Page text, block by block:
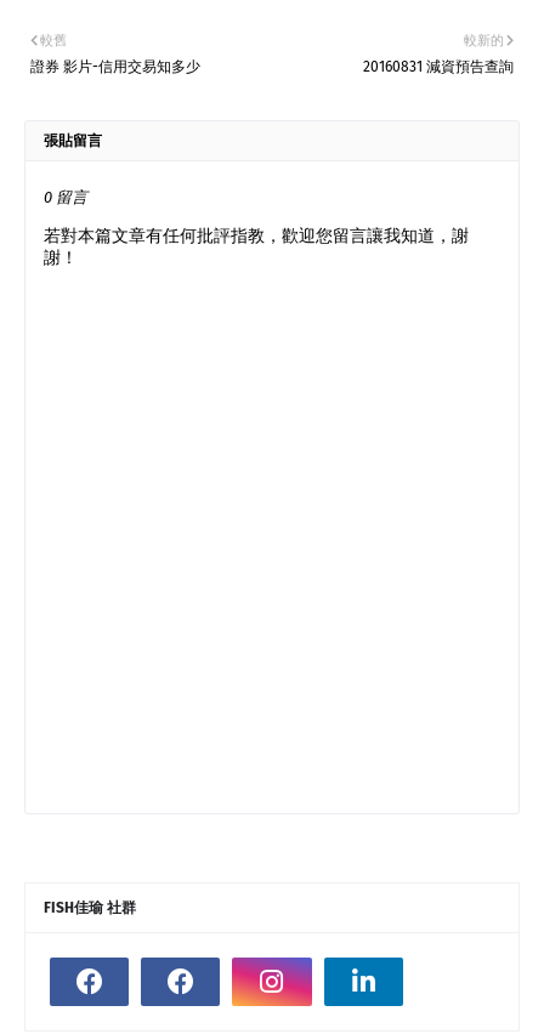
較新的
20160831 減資預告查詢
較舊
證券 影片-信用交易知多少
張貼留言
0 留言
若對本篇文章有任何批評指教，歡迎您留言讓我知道，謝
謝！
FISH佳瑜 社群